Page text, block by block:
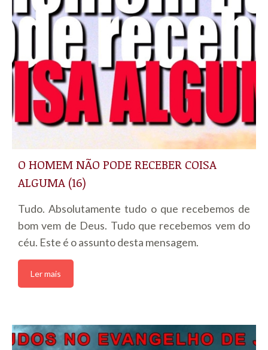
O HOMEM NÃO PODE RECEBER COISA
ALGUMA (16)
Tudo. Absolutamente tudo o que recebemos de
bom vem de Deus. Tudo que recebemos vem do
céu. Este é o assunto desta mensagem.
Ler mais